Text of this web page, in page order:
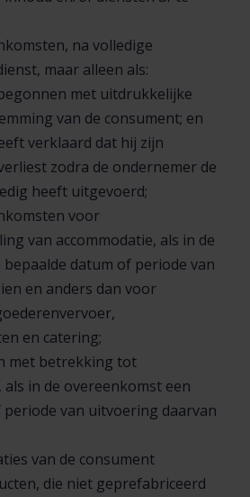
na volledige
maar alleen als:
met uitdrukkelijke
van de consument; en
verklaard dat hij zijn
zodra de ondernemer de
heeft uitgevoerd;
voor
van accommodatie, als in de
datum of periode van
en anders dan voor
en catering;
met betrekking tot
in de overeenkomst een
periode van uitvoering daarvan
van de consument
die niet geprefabriceerd